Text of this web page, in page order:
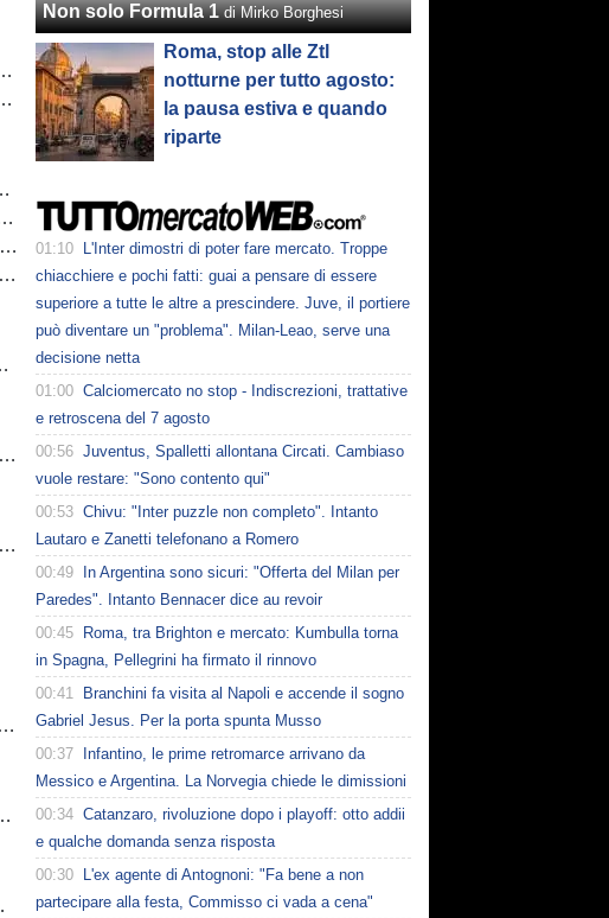
Non solo Formula 1 di Mirko Borghesi
Roma, stop alle Ztl
notturne per tutto agosto:
la pausa estiva e quando
riparte
01:10
L'Inter dimostri di poter fare mercato. Troppe
chiacchiere e pochi fatti: guai a pensare di essere
superiore a tutte le altre a prescindere. Juve, il portiere
può diventare un "problema". Milan-Leao, serve una
decisione netta
01:00 Calciomercato no stop - Indiscrezioni, trattative
e retroscena del 7 agosto
00:56 Juventus, Spalletti allontana Circati. Cambiaso
vuole restare: "Sono contento qui"
00:53 Chivu: "Inter puzzle non completo". Intanto
Lautaro e Zanetti telefonano a Romero
00:49
In Argentina sono sicuri: "Offerta del Milan per
Paredes". Intanto Bennacer dice au revoir
00:45
Roma, tra Brighton e mercato: Kumbulla torna
in Spagna, Pellegrini ha firmato il rinnovo
00:41
Branchini fa visita al Napoli e accende il sogno
Gabriel Jesus. Per la porta spunta Musso
00:37
Infantino, le prime retromarce arrivano da
Messico e Argentina. La Norvegia chiede le dimissioni
00:34 Catanzaro, rivoluzione dopo i playoff: otto addii
e qualche domanda senza risposta
00:30
L'ex agente di Antognoni: "Fa bene a non
partecipare alla festa, Commisso ci vada a cena"